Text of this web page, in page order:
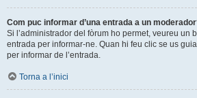
Com puc informar d’una entrada a un
Si l’administrador del fòrum ho permet, veureu un
entrada per informar-ne. Quan hi feu clic se us
per informar de l’entrada.
Torna a l’inici